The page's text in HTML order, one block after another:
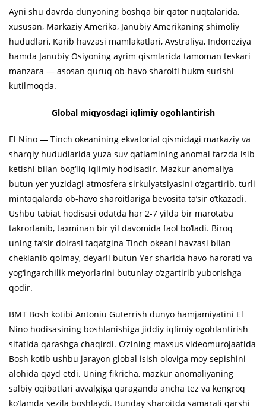
Ayni shu davrda dunyoning boshqa bir qator nuqtalarida,
xususan, Markaziy Amerika, Janubiy Amerikaning shimoliy
hududlari, Karib havzasi mamlakatlari, Avstraliya, Indoneziya
hamda Janubiy Osiyoning ayrim qismlarida tamoman teskari
manzara — asosan quruq ob-havo sharoiti hukm surishi
kutilmoqda.
Global miqyosdagi iqlimiy ogohlantirish
El Nino — Tinch okeanining ekvatorial qismidagi markaziy va
sharqiy hududlarida yuza suv qatlamining anomal tarzda isib
ketishi bilan bog‘liq iqlimiy hodisadir. Mazkur anomaliya
butun yer yuzidagi atmosfera sirkulyatsiyasini o‘zgartirib, turli
mintaqalarda ob-havo sharoitlariga bevosita ta’sir o‘tkazadi.
Ushbu tabiat hodisasi odatda har 2-7 yilda bir marotaba
takrorlanib, taxminan bir yil davomida faol bo‘ladi. Biroq
uning ta’sir doirasi faqatgina Tinch okeani havzasi bilan
cheklanib qolmay, deyarli butun Yer sharida havo harorati va
yog‘ingarchilik me’yorlarini butunlay o‘zgartirib yuborishga
qodir.
BMT Bosh kotibi Antoniu Guterrish dunyo hamjamiyatini El
Nino hodisasining boshlanishiga jiddiy iqlimiy ogohlantirish
sifatida qarashga chaqirdi. O‘zining maxsus videomurojaatida
Bosh kotib ushbu jarayon global isish oloviga moy sepishini
alohida qayd etdi. Uning fikricha, mazkur anomaliyaning
salbiy oqibatlari avvalgiga qaraganda ancha tez va kengroq
ko‘lamda sezila boshlaydi. Bunday sharoitda samarali qarshi